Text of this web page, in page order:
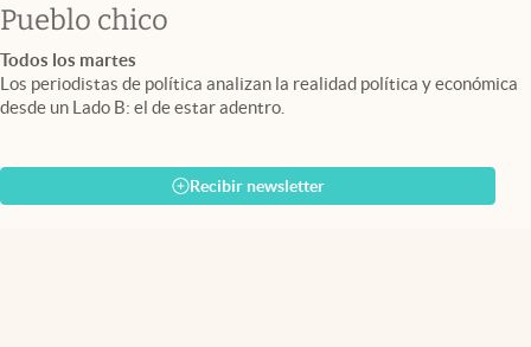
Pueblo chico
Todos los martes
Los periodistas de política analizan la realidad política y económica
desde un Lado B: el de estar adentro.
Recibir newsletter